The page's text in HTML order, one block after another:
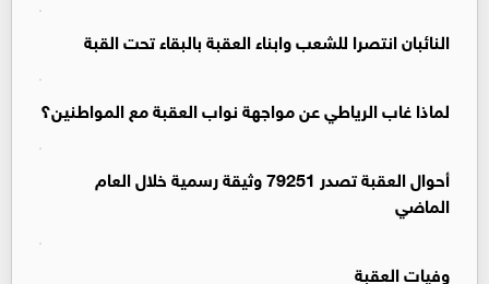
النائبان انتصرا للشعب وابناء العقبة بالبقاء تحت القبة
لماذا غاب الرياطي عن مواجهة نواب العقبة مع المواطنين؟
أحوال العقبة تصدر 79251 وثيقة رسمية خلال العام
الماضي
وفيات العقبة